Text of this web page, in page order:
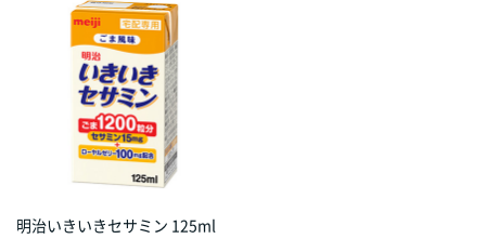
明治いきいきセサミン 125ml